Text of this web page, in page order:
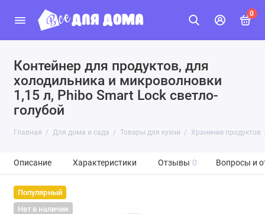
0
Контейнер для продуктов, для
холодильника и микроволновки
1,15 л, Phibo Smart Lock светло-
голубой
Главная Для дома и сада Товары для кухни Хранение продуктов
Описание Характеристики Отзывы 0 Вопросы и
Популярный
Нет в наличии